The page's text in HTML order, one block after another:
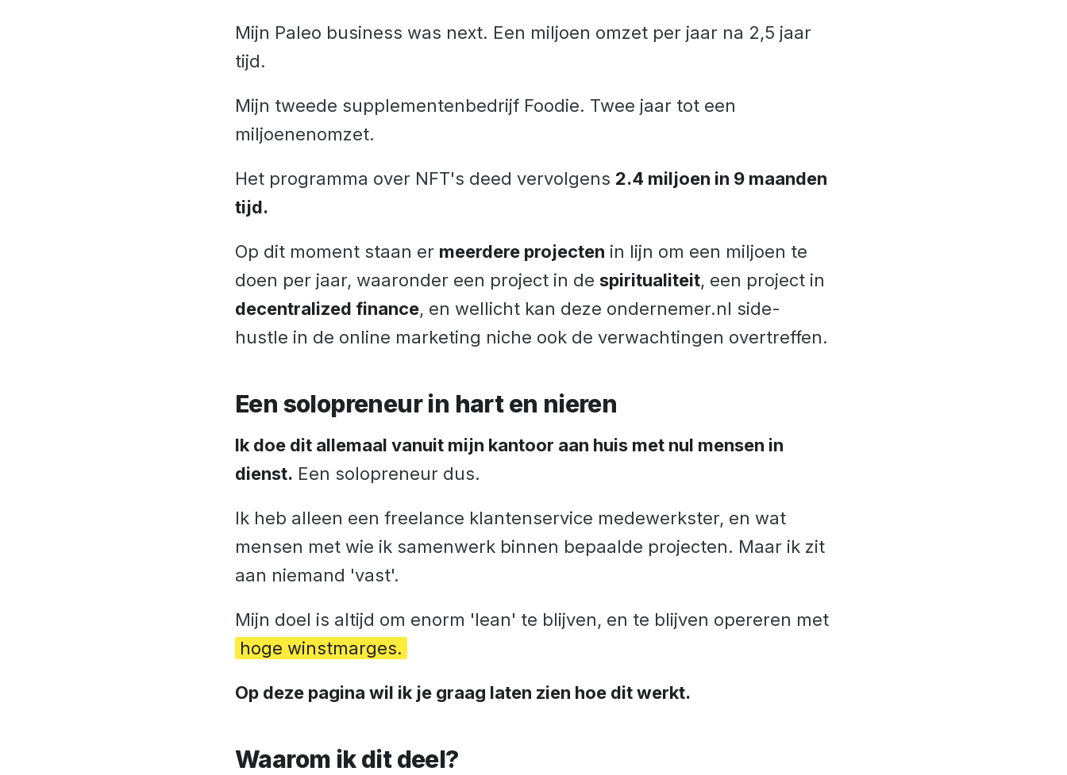
Mijn Paleo business was next. Een miljoen omzet per jaar na 2,5 jaar
tijd.
Mijn tweede supplementenbedrijf Foodie. Twee jaar tot een
miljoenenomzet.
Het programma over NFT's deed vervolgens 2.4 miljoen in 9 maanden
tijd.
Op dit moment staan er meerdere projecten in lijn om een miljoen te
doen per jaar, waaronder een project in de spiritualiteit, een project in
decentralized finance, en wellicht kan deze ondernemer.nl side-
hustle in de online marketing niche ook de verwachtingen overtreffen.
Een solopreneur in hart en nieren
Ik doe dit allemaal vanuit mijn kantoor aan huis met nul mensen in
dienst. Een solopreneur dus.
Ik heb alleen een freelance klantenservice medewerkster, en wat
mensen met wie ik samenwerk binnen bepaalde projecten. Maar ik zit
aan niemand 'vast'.
Mijn doel is altijd om enorm 'lean' te blijven, en te blijven opereren met
hoge winstmarges.
Op deze pagina wil ik je graag laten zien hoe dit werkt.
Waarom ik dit deel?